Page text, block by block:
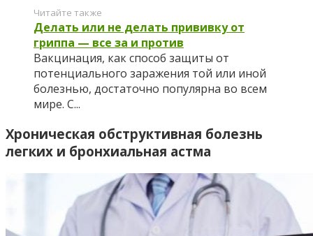
Читайте также
Делать или не делать прививку от
гриппа — все за и против
Вакцинация, как способ защиты от
потенциального заражения той или иной
болезнью, достаточно популярна во всем
мире. С...
Хроническая обструктивная болезнь
легких и бронхиальная астма